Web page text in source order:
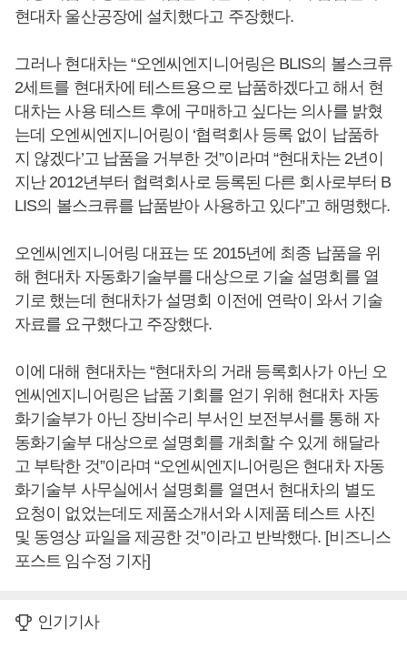
현대차 울산공장에 설치했다고 주장했다.
그러나 현대차는 “오엔씨엔지니어링은 BLIS의 볼스크류
2세트를 현대차에 테스트용으로 납품하겠다고 해서 현
대차는 사용 테스트 후에 구매하고 싶다는 의사를 밝혔
는데 오엔씨엔지니어링이 ‘협력회사 등록 없이 납품하
지 않겠다’고 납품을 거부한 것”이라며 “현대차는 2년이
지난 2012년부터 협력회사로 등록된 다른 회사로부터 B
LIS의 볼스크류를 납품받아 사용하고 있다”고 해명했다.
오엔씨엔지니어링 대표는 또 2015년에 최종 납품을 위
해 현대차 자동화기술부를 대상으로 기술 설명회를 열
기로 했는데 현대차가 설명회 이전에 연락이 와서 기술
자료를 요구했다고 주장했다.
이에 대해 현대차는 “현대차의 거래 등록회사가 아닌 오
엔씨엔지니어링은 납품 기회를 얻기 위해 현대차 자동
화기술부가 아닌 장비수리 부서인 보전부서를 통해 자
동화기술부 대상으로 설명회를 개최할 수 있게 해달라
고 부탁한 것”이라며 “오엔씨엔지니어링은 현대차 자동
화기술부 사무실에서 설명회를 열면서 현대차의 별도
요청이 없었는데도 제품소개서와 시제품 테스트 사진
및 동영상 파일을 제공한 것”이라고 반박했다. [비즈니스
포스트 임수정 기자]
인기기사